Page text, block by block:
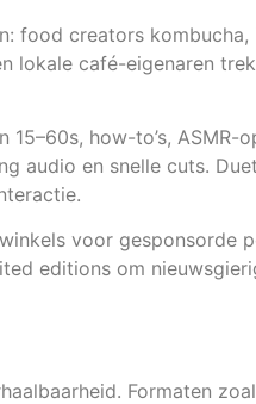
food creators kombucha,
lokale café-eigenaren
how-to’s, ASMR-
audio en snelle cuts.
voor gesponsorde
editions om
Formaten